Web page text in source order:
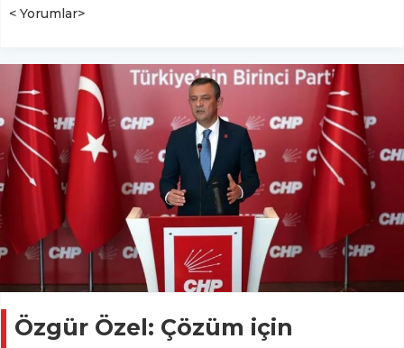
< Yorumlar>
Özgür Özel: Çözüm için